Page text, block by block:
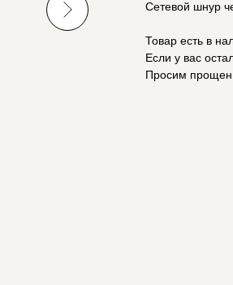
Сетевой шнур
Товар есть в
Если у вас
Просим